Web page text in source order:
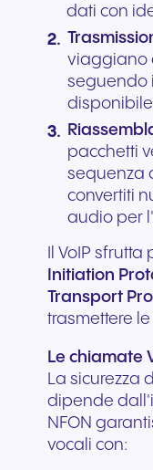
dati con
viaggiano
seguendo
pacchetti
sequenza
convertiti
audio per
Il VoIP
Initiation
Transport
trasmettere
Le chiamate
La sicurezza
dipende
NFON
vocali con: